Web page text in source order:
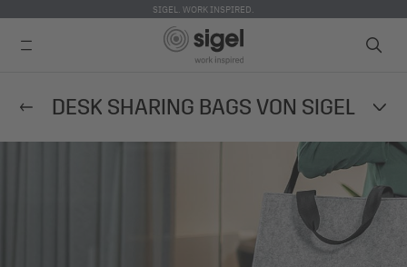
zum
SIGEL. WORK INSPIRED.
DESK SHARING BAGS VON SIGEL